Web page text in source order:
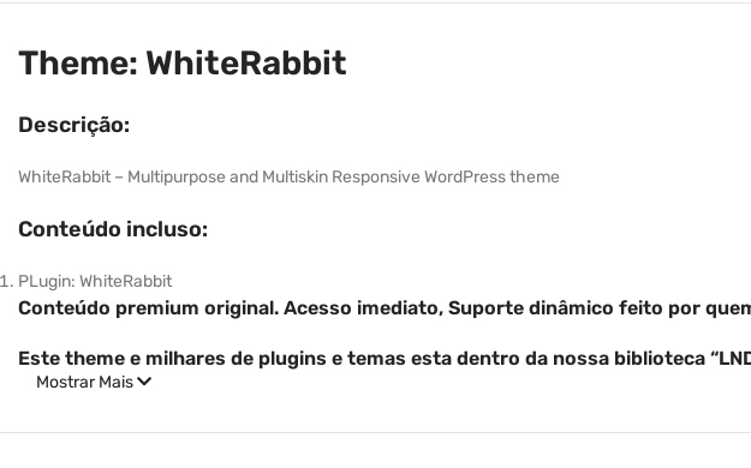
Theme: WhiteRabbit
Descrição:
WhiteRabbit – Multipurpose and Multiskin Responsive WordPress theme
Conteúdo incluso:
PLugin: WhiteRabbit
Conteúdo premium original. Acesso imediato, Suporte dinâmico feito por
Este theme e milhares de plugins e temas esta dentro da nossa biblioteca “LND
Mostrar Mais